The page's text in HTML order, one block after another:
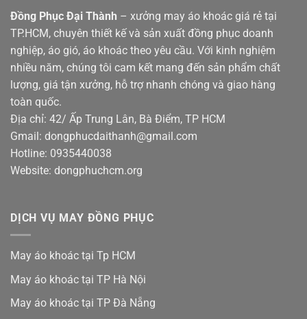
Đồng Phục Đại Thành – xưởng may áo khoác giá rẻ tại
TP.HCM, chuyên thiết kế và sản xuất đồng phục doanh
nghiệp, áo gió, áo khoác theo yêu cầu. Với kinh nghiệm
nhiều năm, chúng tôi cam kết mang đến sản phẩm chất
lượng, giá tận xưởng, hỗ trợ nhanh chóng và giao hàng
toàn quốc.
Địa chỉ: 42/ Ấp Trung Lân, Bà Điểm, TP HCM
Gmail: dongphucdaithanh@gmail.com
Hotline: 0935440038
Website: dongphuchcm.org
DỊCH VỤ MAY ĐỒNG PHỤC
May áo khoác tại Tp HCM
May áo khoác tại TP Hà Nội
May áo khoác tại TP Đà Nẵng